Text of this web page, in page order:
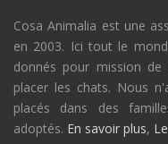
Cosa Animalia est une
en 2003. Ici tout le
donnés pour mission
placer les chats. Nous
placés dans des
adoptés. En savoir plus,